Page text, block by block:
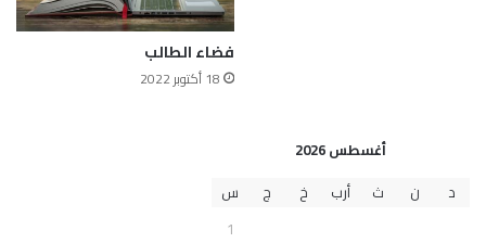
فضاء الطالب
18 أكتوبر 2022
أغسطس 2026
د
ن ث أرب خ ج
س
1